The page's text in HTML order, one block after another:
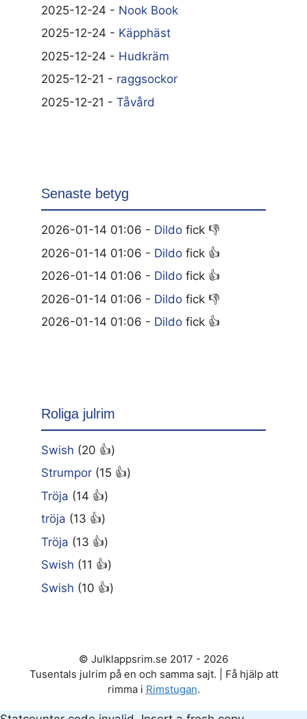
2025-12-24 - Nook Book
2025-12-24 - Käpphäst
2025-12-24 - Hudkräm
2025-12-21 - raggsockor
2025-12-21 - Tåvård
Senaste betyg
2026-01-14 01:06 - Dildo fick 👎
2026-01-14 01:06 - Dildo fick 👍
2026-01-14 01:06 - Dildo fick 👍
2026-01-14 01:06 - Dildo fick 👎
2026-01-14 01:06 - Dildo fick 👍
Roliga julrim
Swish (20 👍)
Strumpor (15 👍)
Tröja (14 👍)
tröja (13 👍)
Tröja (13 👍)
Swish (11 👍)
Swish (10 👍)
© Julklappsrim.se 2017 - 2026
Tusentals julrim på en och samma sajt. | Få hjälp att
rimma i Rimstugan.